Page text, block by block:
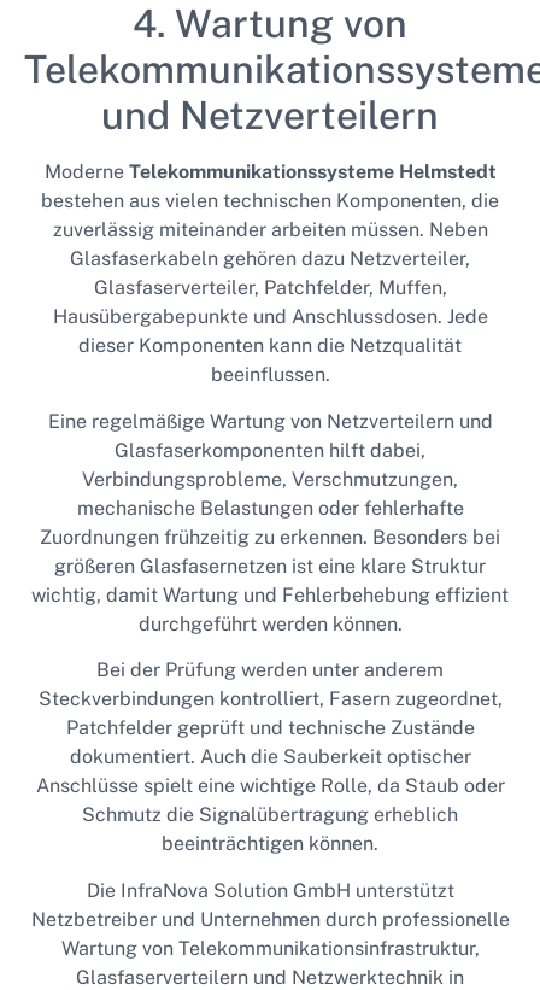
4. Wartung von
und Netzverteilern
Moderne Telekommunikationssysteme Helmstedt
bestehen aus vielen technischen Komponenten, die
zuverlässig miteinander arbeiten müssen. Neben
Glasfaserkabeln gehören dazu Netzverteiler,
Glasfaserverteiler, Patchfelder, Muffen,
Hausübergabepunkte und Anschlussdosen. Jede
dieser Komponenten kann die Netzqualität
beeinflussen.
Eine regelmäßige Wartung von Netzverteilern und
Glasfaserkomponenten hilft dabei,
Verbindungsprobleme, Verschmutzungen,
mechanische Belastungen oder fehlerhafte
Zuordnungen frühzeitig zu erkennen. Besonders bei
größeren Glasfasernetzen ist eine klare Struktur
wichtig, damit Wartung und Fehlerbehebung effizient
durchgeführt werden können.
Bei der Prüfung werden unter anderem
Steckverbindungen kontrolliert, Fasern zugeordnet,
Patchfelder geprüft und technische Zustände
dokumentiert. Auch die Sauberkeit optischer
Anschlüsse spielt eine wichtige Rolle, da Staub oder
Schmutz die Signalübertragung erheblich
beeinträchtigen können.
Die InfraNova Solution GmbH unterstützt
Netzbetreiber und Unternehmen durch professionelle
Wartung von Telekommunikationsinfrastruktur,
Glasfaserverteilern und Netzwerktechnik in